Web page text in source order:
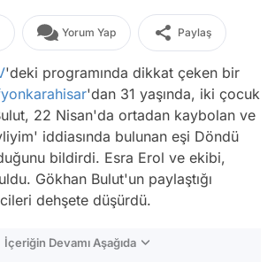
Yorum Yap Paylaş
'deki programında dikkat çeken bir
'dan 31 yaşında, iki çocuk
22 Nisan'da ortadan kaybolan ve
iddiasında bulunan eşi Döndü
bildirdi. Esra Erol ve ekibi,
Gökhan Bulut'un paylaştığı
dehşete düşürdü.
İçeriğin Devamı Aşağıda